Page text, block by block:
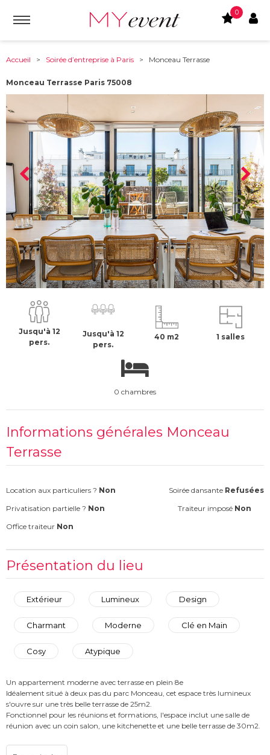
0
Accueil > Soirée d’entreprise à Paris > Monceau Terrasse
Monceau Terrasse Paris 75008
75008- PARIS À partir de :
650 €H.T
Jusqu'à 12
pers.
Jusqu'à 12
pers.
40 m2 1 salles
0 chambres
Informations générales Monceau
Terrasse
Location aux particuliers ? Non Soirée dansante Refusées
Privatisation partielle ? Non Traiteur imposé Non
Office traiteur Non
Présentation du lieu
Extérieur Lumineux Design
Charmant Moderne Clé en Main
Cosy Atypique
Un appartement moderne avec terrasse en plein 8e
Idéalement situé à deux pas du parc Monceau, cet espace très lumineux
s'ouvre sur une très belle terrasse de 25m2.
Fonctionnel pour les réunions et formations, l'espace inclut une salle de
réunion avec un coin salon, une kitchenette et une belle terrasse de 30m2.